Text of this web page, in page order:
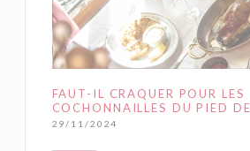
FAUT-IL CRAQUER POUR LES
COCHONNAILLES DU PIED
29/11/2024